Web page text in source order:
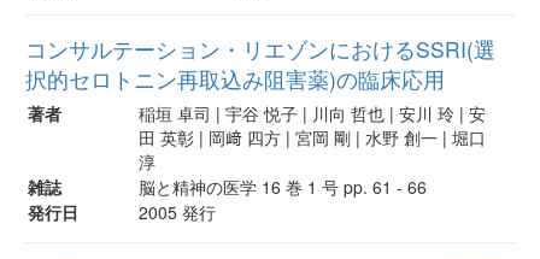
コンサルテーション・リエゾンにおけるSSRI(選
択的セロトニン再取込み阻害薬)の臨床応用
著者
稲垣 卓司 | 宇谷 悦子 | 川向 哲也 | 安川 玲 | 安
田 英彰 | 岡﨑 四方 | 宮岡 剛 | 水野 創一 | 堀口
淳
雑誌
脳と精神の医学 16 巻 1 号 pp. 61 - 66
発行日
2005 発行